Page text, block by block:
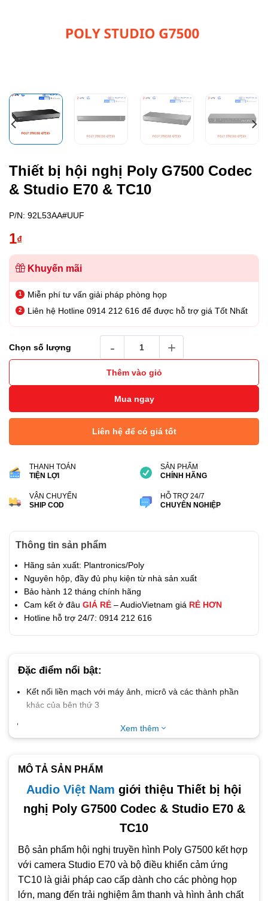
Thiết bị hội nghị Poly G7500 Codec
& Studio E70 & TC10
P/N: 92L53AA#UUF
1₫
Khuyến mãi
Miễn phí tư vấn giải pháp phòng họp
Liên hệ Hotline 0914 212 616 để được hỗ trợ giá Tốt Nhất
Chọn số lượng
Thêm vào giỏ
Mua ngay
Liên hệ để có giá tốt
THANH TOÁN
TIỆN LỢI
SẢN PHẨM
CHÍNH HÃNG
VẬN CHUYỂN
SHIP COD
HỖ TRỢ 24/7
CHUYÊN NGHIỆP
Thông tin sản phẩm
Hãng sản xuất: Plantronics/Poly
Nguyên hộp, đầy đủ phụ kiện từ nhà sản xuất
Bảo hành 12 tháng chính hãng
Cam kết ở đâu GIÁ RẺ – AudioVietnam giá RẺ HƠN
Hotline hỗ trợ 24/7: 0914 212 616
Đặc điểm nổi bật:
Kết nối liền mạch với máy ảnh, micrô và các thành phần
khác của bên thứ 3
Ứng dụng video tích hợp mang lại trải nghiệm gốc đầy đủ
tính năng
Đơn giản hóa trải nghiệm người dùng bằng cách kết hợp
hội nghị truyền hình và chia sẻ nội dung trong một giải
Giúp mọi người có cảm giác như đang ở cùng một phòng
với Ultra HD 4K, mang lại sự phong phú và rõ nét đáng
kinh ngạc khi chia sẻ nội dung.
Hỗ trợ riêng cho các nền tảng video trên đám mây như
Zoom, Microsoft Teams, Ring Central, StarLeaf và
GoToRoom nghĩa là không cần PC hoặc Mac trong phòng
Xem thêm
MÔ TẢ SẢN PHẨM
Audio Việt Nam giới thiệu Thiết bị hội
nghị Poly G7500 Codec & Studio E70 &
TC10
Bộ sản phẩm hội nghị truyền hình Poly G7500 kết hợp
với camera Studio E70 và bộ điều khiển cảm ứng
TC10 là giải pháp cao cấp dành cho các phòng họp
lớn, mang đến trải nghiệm âm thanh và hình ảnh chất